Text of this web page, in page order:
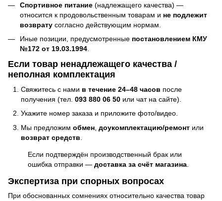
Спортивное питание (надлежащего качества) —
относится к продовольственным товарам и не подлежит
возврату согласно действующим нормам.
Иные позиции, предусмотренные постановлением КМУ
№172 от 19.03.1994.
Если товар ненадлежащего качества /
неполная комплектация
Свяжитесь с нами в течение 24–48 часов после
получения (тел. 093 880 06 50 или чат на сайте).
Укажите номер заказа и приложите фото/видео.
Мы предложим обмен доукомплектацию/ремонт или
возврат средств
Если подтверждён производственный брак или
ошибка отправки — доставка за счёт магазина
Экспертиза при спорных вопросах
При обоснованных сомнениях относительно качества товар